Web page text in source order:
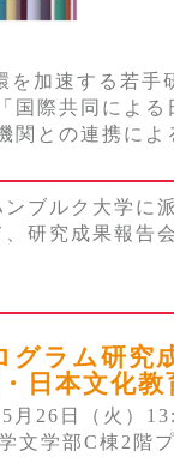
を加速する若手
国際共同によ
関との連携によ
ブルク大学に
研究成果報告
ラム研究
日本文化教
月26日（火）
文学部C棟2階